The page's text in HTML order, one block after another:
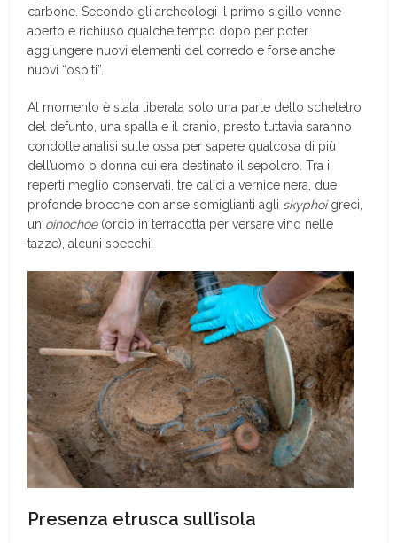
carbone. Secondo gli archeologi il primo sigillo venne
aperto e richiuso qualche tempo dopo per poter
aggiungere nuovi elementi del corredo e forse anche
nuovi “ospiti”.
Al momento è stata liberata solo una parte dello scheletro
del defunto, una spalla e il cranio, presto tuttavia saranno
condotte analisi sulle ossa per sapere qualcosa di più
dell’uomo o donna cui era destinato il sepolcro. Tra i
reperti meglio conservati, tre calici a vernice nera, due
profonde brocche con anse somiglianti agli skyphoigreci,
un oinochoe(orcio in terracotta per versare vino nelle
tazze), alcuni specchi.
Presenza etrusca sull’isola